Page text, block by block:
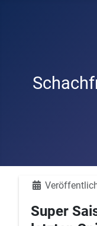
Details
Super